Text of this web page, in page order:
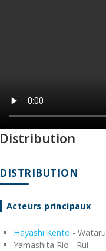
Distribution
DISTRIBUTION
Acteurs principaux
Hayashi Kento - Wataru
Yamashita Rio - Rui